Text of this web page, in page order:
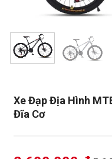
Xe Đạp Địa Hình
Đĩa Cơ